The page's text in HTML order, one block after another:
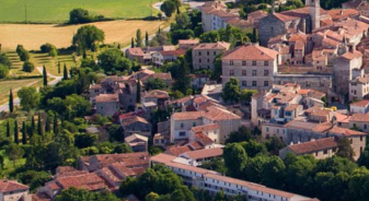
DÉCOUVREZ
VILLAGES.
(photo de
par J.M. ANDRE